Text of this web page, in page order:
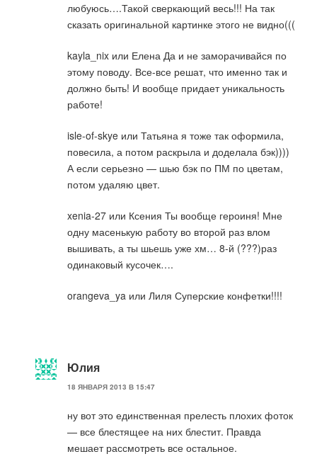
любуюсь….Такой сверкающий весь!!! На так
сказать оригинальной картинке этого не видно(((
kayla_nix или Елена Да и не заморачивайся по
этому поводу. Все-все решат, что именно так и
должно быть! И вообще придает уникальность
работе!
isle-of-skye или Татьяна я тоже так оформила,
повесила, а потом раскрыла и доделала бэк))))
А если серьезно — шью бэк по ПМ по цветам,
потом удаляю цвет.
xenia-27 или Ксения Ты вообще героиня! Мне
одну масенькую работу во второй раз влом
вышивать, а ты шьешь уже хм… 8-й (???)раз
одинаковый кусочек….
orangeva_ya или Лиля Суперские конфетки!!!!
Юлия
18 ЯНВАРЯ 2013 В 15:47
ну вот это единственная прелесть плохих фоток
— все блестящее на них блестит. Правда
мешает рассмотреть все остальное.